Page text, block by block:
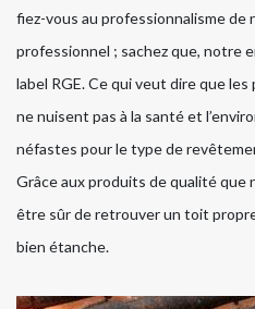
fiez-vous au professionnalisme
professionnel ; sachez que, notre
label RGE. Ce qui veut dire que
ne nuisent pas à la santé et
néfastes pour le type de
Grâce aux produits de qualité que
être sûr de retrouver un toit
bien étanche.